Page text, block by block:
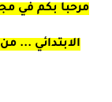
مرحبا بكم في
الابتدائي ...